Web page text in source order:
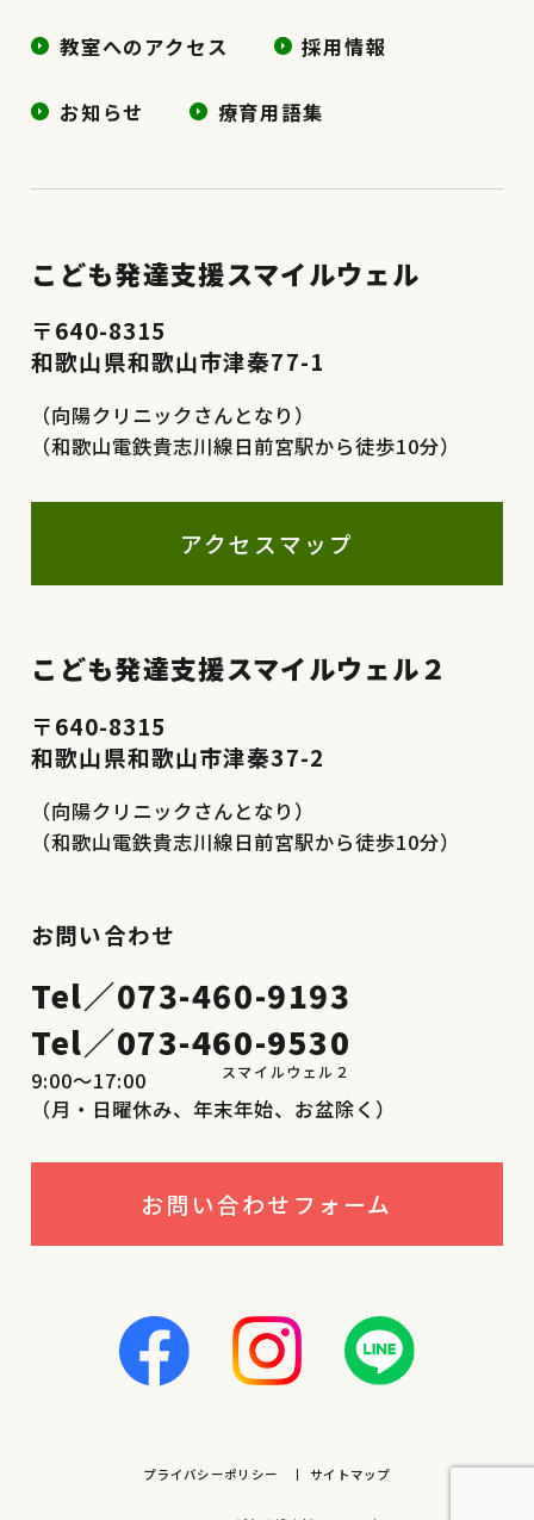
教室へのアクセス 採用情報
お知らせ 療育用語集
こども発達支援スマイルウェル
〒640-8315
和歌山県和歌山市津秦77-1
（向陽クリニックさんとなり）
（和歌山電鉄貴志川線日前宮駅から徒歩10分）
アクセスマップ
こども発達支援スマイルウェル２
〒640-8315
和歌山県和歌山市津秦37-2
（向陽クリニックさんとなり）
（和歌山電鉄貴志川線日前宮駅から徒歩10分）
お問い合わせ
Tel／073-460-9193
Tel／073-460-9530
9:00〜17:00
（月・日曜休み、年末年始、お盆除く）
お問い合わせフォーム
プライバシーポリシー サイトマップ